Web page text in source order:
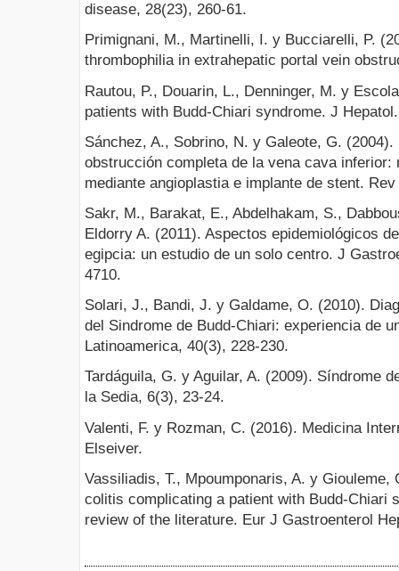
disease, 28(23), 260-61.
Primignani, M., Martinelli, I. y Bucciarelli, P.
thrombophilia in extrahepatic portal vein
Rautou, P., Douarin, L., Denninger, M. y
patients with Budd-Chiari syndrome. J
Sánchez, A., Sobrino, N. y Galeote, G.
obstrucción completa de la vena cava inferior:
mediante angioplastia e implante de stent.
Sakr, M., Barakat, E., Abdelhakam, S.,
Eldorry A. (2011). Aspectos epidemiológicos
egipcia: un estudio de un solo centro. J
4710.
Solari, J., Bandi, J. y Galdame, O. (2010).
del Sindrome de Budd-Chiari: experiencia de
Latinoamerica, 40(3), 228-230.
Tardáguila, G. y Aguilar, A. (2009). Síndrome
la Sedia, 6(3), 23-24.
Valenti, F. y Rozman, C. (2016). Medicina
Elseiver.
Vassiliadis, T., Mpoumponaris, A. y
colitis complicating a patient with Budd-Chiari
review of the literature. Eur J Gastroenterol